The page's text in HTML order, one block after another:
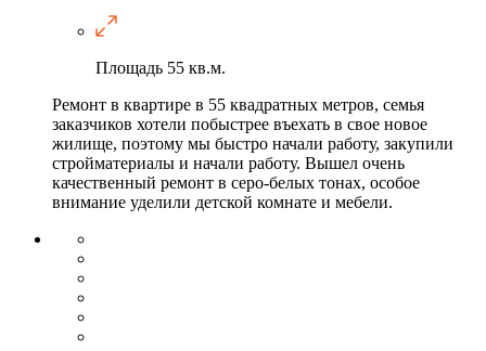
Площадь 55 кв.м.
Ремонт в квартире в 55 квадратных метров, семья
заказчиков хотели побыстрее въехать в свое новое
жилище, поэтому мы быстро начали работу, закупили
стройматериалы и начали работу. Вышел очень
качественный ремонт в серо-белых тонах, особое
внимание уделили детской комнате и мебели.